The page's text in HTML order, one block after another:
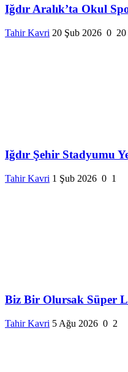
Iğdır Aralık’ta Okul
Tahir Kavri 20 Şub 2026 0 20
Iğdır Şehir Stadyumu
Tahir Kavri 1 Şub 2026 0 1
Biz Bir Olursak Süper
Tahir Kavri 5 Ağu 2026 0 2